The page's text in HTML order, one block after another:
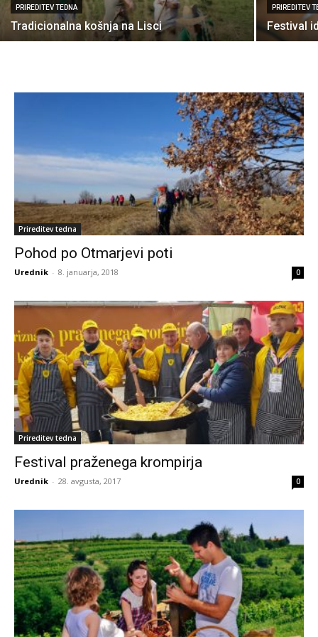
PRIREDITEV TEDNA
Tradicionalna košnja na Lisci
PRIREDITEV
Festival
Prireditev tedna
Pohod po Otmarjevi poti
Urednik - 8. januarja, 2018 0
Prireditev tedna
Festival praženega krompirja
Urednik - 28. avgusta, 2017 0